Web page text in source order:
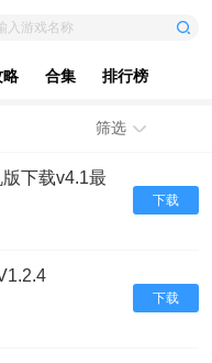
入游戏名称
略 合集 排行榜
筛选
下载v4.1最
下载
下载